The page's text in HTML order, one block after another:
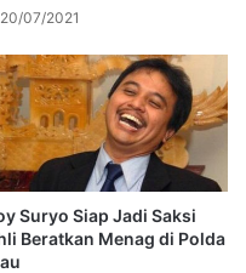
20/07/2021
Suryo Siap Jadi Saksi
Beratkan Menag di Polda